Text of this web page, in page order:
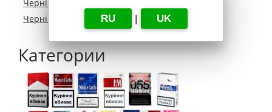
RU | UK
Чернігівська область
Чернівецька область
Категории